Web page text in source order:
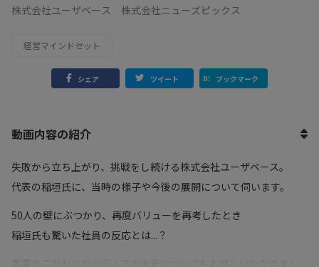
株式会社ユーザベース 株式会社ニューズピックス
経営マインドセット
シェア ツイート ブックマーク
動画内容の紹介
失敗から立ち上がり、挑戦をし続ける株式会社ユーザベース。
代表の稲垣氏に、当時の様子や今後の展開について伺います。
50人の壁にぶつかり、再度バリューを再考したとき
稲垣氏も驚いた社員の反応とは...？